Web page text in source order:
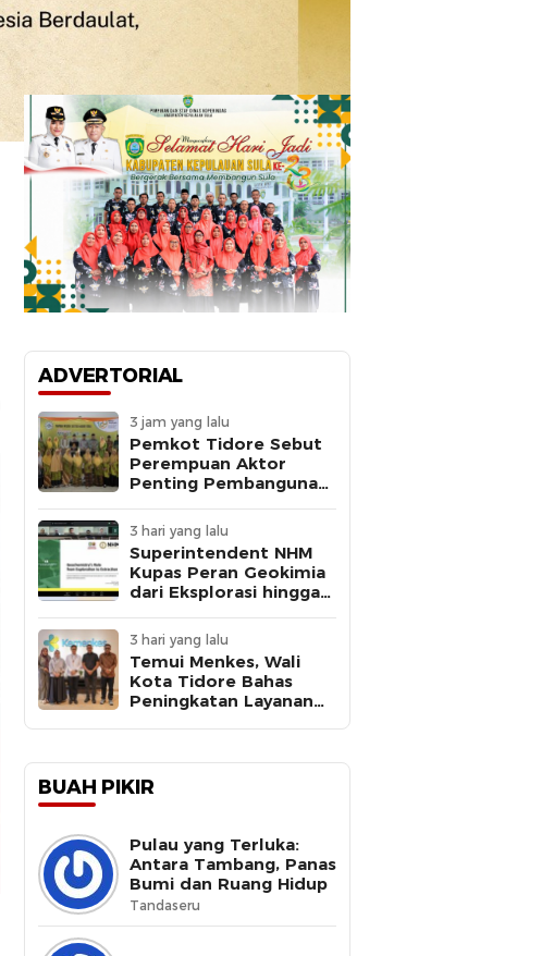
ADVERTORIAL
3 jam yang lalu
Pemkot Tidore Sebut
Perempuan Aktor
Penting Pembangunan
3 hari yang lalu
Superintendent NHM
Kupas Peran Geokimia
dari Eksplorasi hingga
Webinar MGEI-SC UNG
3 hari yang lalu
Temui Menkes, Wali
Kota Tidore Bahas
Peningkatan Layanan
BUAH PIKIR
Pulau yang Terluka:
Antara Tambang, Panas
Bumi dan Ruang Hidup
Tandaseru